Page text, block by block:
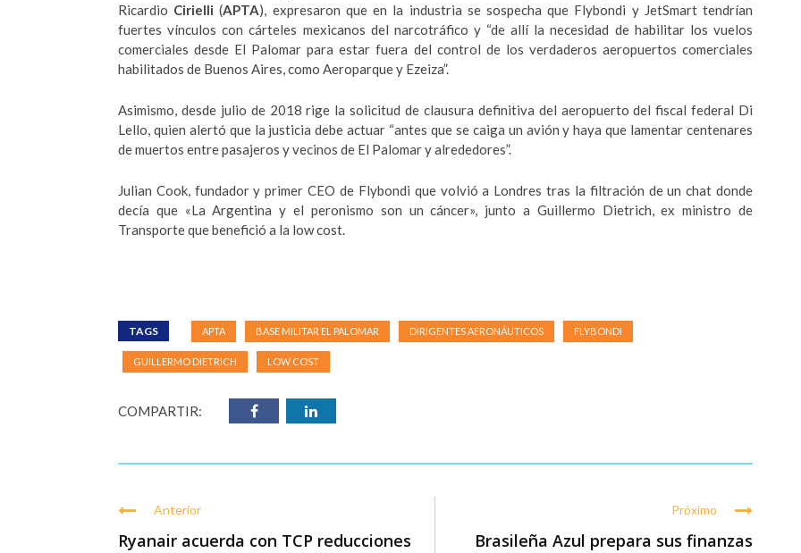
Ricardio Cirielli (APTA), expresaron que en la industria se sospecha que Flybondi y JetSmart tendrían
fuertes vínculos con cárteles mexicanos del narcotráfico y “de allí la necesidad de habilitar los vuelos
comerciales desde El Palomar para estar fuera del control de los verdaderos aeropuertos comerciales
habilitados de Buenos Aires, como Aeroparque y Ezeiza”.
Asimismo, desde julio de 2018 rige la solicitud de clausura definitiva del aeropuerto del fiscal federal Di
Lello, quien alertó que la justicia debe actuar “antes que se caiga un avión y haya que lamentar centenares
de muertos entre pasajeros y vecinos de El Palomar y alrededores”.
Julian Cook, fundador y primer CEO de Flybondi que volvió a Londres tras la filtración de un chat donde
decía que «La Argentina y el peronismo son un cáncer», junto a Guillermo Dietrich, ex ministro de
Transporte que benefició a la low cost.
TAGS APTA BASE MILITAR EL PALOMAR DIRIGENTES AERONÁUTICOS FLYBONDI
GUILLERMO DIETRICH LOW COST
COMPARTIR:
Anterior
Ryanair acuerda con TCP reducciones
Próximo
Brasileña Azul prepara sus finanzas